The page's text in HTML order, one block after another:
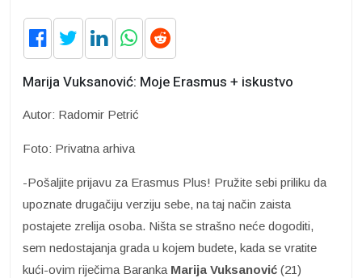
Marija Vuksanović: Moje Erasmus + iskustvo
Autor: Radomir Petrić
Foto: Privatna arhiva
-Pošaljite prijavu za Erasmus Plus! Pružite sebi priliku da
upoznate drugačiju verziju sebe, na taj način zaista
postajete zrelija osoba. Ništa se strašno neće dogoditi,
sem nedostajanja grada u kojem budete, kada se vratite
kući-ovim riječima Baranka Marija Vuksanović (21)